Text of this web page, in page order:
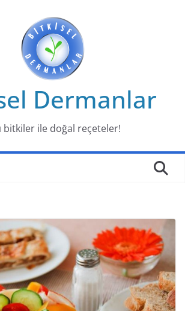
Dermanlar
bitkiler ile doğal reçeteler!